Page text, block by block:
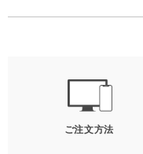
ご注文方法